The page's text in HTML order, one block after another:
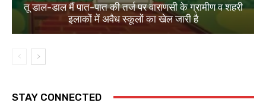
तू डाल-डाल मैं पात-पात की तर्ज पर वाराणसी के ग्रामीण व शहरी
इलाकों में अवैध स्कूलों का खेल जारी है
STAY CONNECTED